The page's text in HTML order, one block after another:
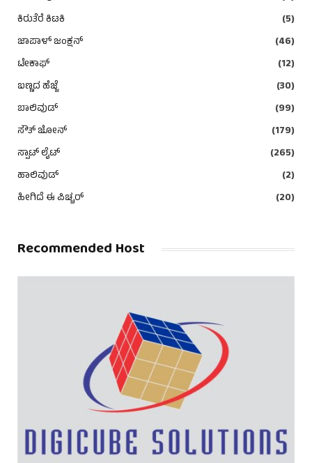
ಕಿರುತೆರೆ ಕಿಟಕಿ
(5)
ಜಾಪಾಳ್ ಜಂಕ್ಷನ್
(46)
ಟೇಕಾಫ್
(12)
ಬಣ್ಣದ ಹೆಜ್ಜೆ
(30)
ಬಾಲಿವುಡ್
(99)
ಸೌತ್ ಜೋನ್
(179)
ಸ್ಪಾಟ್ ಲೈಟ್
(265)
ಹಾಲಿವುಡ್
(2)
ಹೀಗಿದೆ ಈ ಪಿಚ್ಚರ್
(20)
Recommended Host